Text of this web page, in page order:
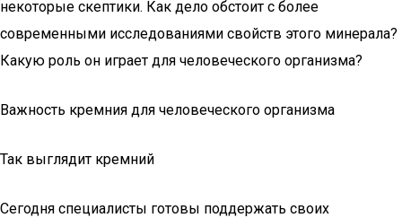
некоторые скептики. Как дело обстоит с более
современными исследованиями свойств этого минерала?
Какую роль он играет для человеческого организма?
Важность кремния для человеческого организма
Так выглядит кремний
Сегодня специалисты готовы поддержать своих